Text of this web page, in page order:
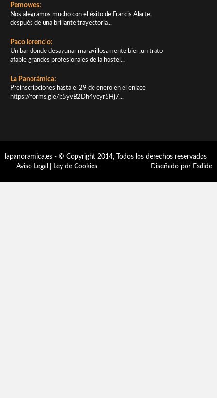
Pemowes:
Nos alegramos mucho con el éxito de Francis Alarte,
después de una brillante trayectoria...
Paco lorencio:
Un bar donde desayunar maravillosamente bien,un trato
afable grandes profesionales de la hostel...
La Panorámica:
Preinscripciones hasta el 29 de enero en el enlace
https://forms.gle/b5yvB2Dh4ycyr5Hj7...
lapanoramica.es - © Copyright 2014, Todos los derechos reservados
Aviso Legal
Ley de Cookies Diseñado por Esdide